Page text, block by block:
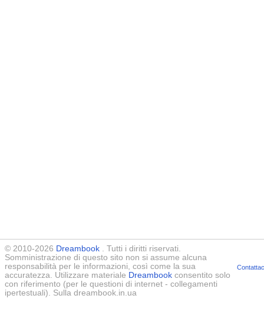
© 2010-2026 Dreambook . Tutti i diritti riservati.
Somministrazione di questo sito non si assume alcuna
responsabilità per le informazioni, così come la sua
accuratezza. Utilizzare materiale Dreambook consentito solo
con riferimento (per le questioni di internet - collegamenti
ipertestuali). Sulla dreambook.in.ua